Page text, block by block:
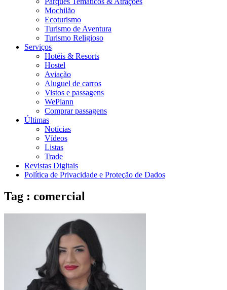
Mochilão
Ecoturismo
Turismo de Aventura
Turismo Religioso
Serviços
Hotéis & Resorts
Hostel
Aviação
Aluguel de carros
Vistos e passagens
WePlann
Comprar passagens
Últimas
Notícias
Vídeos
Listas
Trade
Revistas Digitais
Política de Privacidade e Proteção de Dados
Tag : comercial